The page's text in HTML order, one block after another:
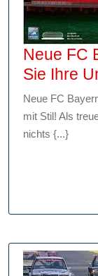
Neue FC
Sie Ihre
Neue FC
mit Stil! Als
nichts {...}